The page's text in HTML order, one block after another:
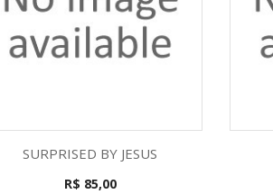
Visualização rápida
SURPRISED BY JESUS
R$ 85,00